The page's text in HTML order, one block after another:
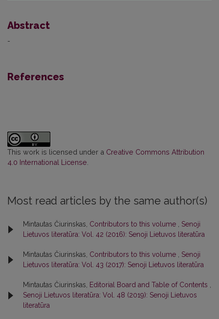
Abstract
-
References
This work is licensed under a Creative Commons Attribution
4.0 International License
Most read articles by the same author(s)
Mintautas Čiurinskas, Contributors to this volume , Senoji
Lietuvos literatūra: Vol. 42 (2016): Senoji Lietuvos literatūra
Mintautas Čiurinskas, Contributors to this volume , Senoji
Lietuvos literatūra: Vol. 43 (2017): Senoji Lietuvos literatūra
Mintautas Čiurinskas, Editorial Board and Table of Contents ,
Senoji Lietuvos literatūra: Vol. 48 (2019): Senoji Lietuvos
literatūra